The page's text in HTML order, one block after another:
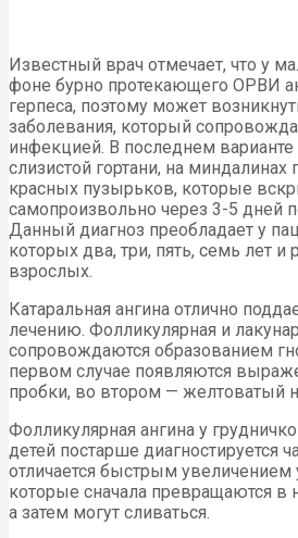
Известный врач отмечает, что у
фоне бурно протекающего ОРВИ
герпеса, поэтому может
заболевания, который
инфекцией. В последнем варианте
слизистой гортани, на
красных пузырьков, которые
самопроизвольно через 3-5 дней
Данный диагноз преобладает у
которых два, три, пять, семь лет и
взрослых.
Катаральная ангина отлично
лечению. Фолликулярная и
сопровождаются образованием
первом случае появляются
пробки, во втором — желтоватый
Фолликулярная ангина у
детей постарше диагностируется
отличается быстрым увеличением
которые сначала превращаются в
а затем могут сливаться.